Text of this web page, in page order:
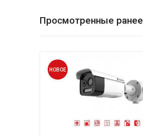
Просмотренные ранее
НОВОЕ